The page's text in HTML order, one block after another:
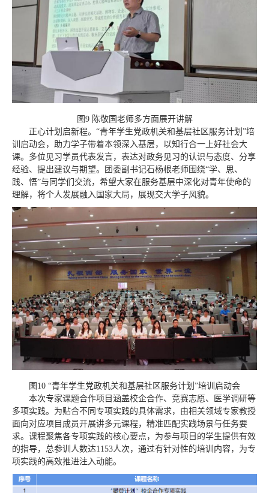
图9 陈敬国老师多方面展开讲解
正心计划启新程。“青年学生党政机关和基层社区服务计划”培
训启动会，助力学子带着本领深入基层，以知行合一上好社会大
课。多位见习学员代表发言，表达对政务见习的认识与态度、分享
经验、提出建议与期望。团委副书记石杨根老师围绕“学、思、
践、悟”与同学们交流，希望大家在服务基层中深化对青年使命的
理解，将个人发展融入国家大局，展现交大学子风貌。
图10 “青年学生党政机关和基层社区服务计划”培训启动会
本次专家课题合作项目涵盖校企合作、竞赛志愿、医学调研等
多项实践。为贴合不同专项实践的具体需求，由相关领域专家教授
面向对应项目成员开展讲多元课程，精准匹配实践场景与任务要
求。课程聚焦各专项实践的核心要点，为参与项目的学生提供有效
的指导，总参训人数达1153人次，通过有针对性的培训内容，为专
项实践的高效推进注入动能。